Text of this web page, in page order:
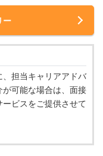
ー
担当キャリアアドバ
可能な場合は、面接
ビスをご提供させて